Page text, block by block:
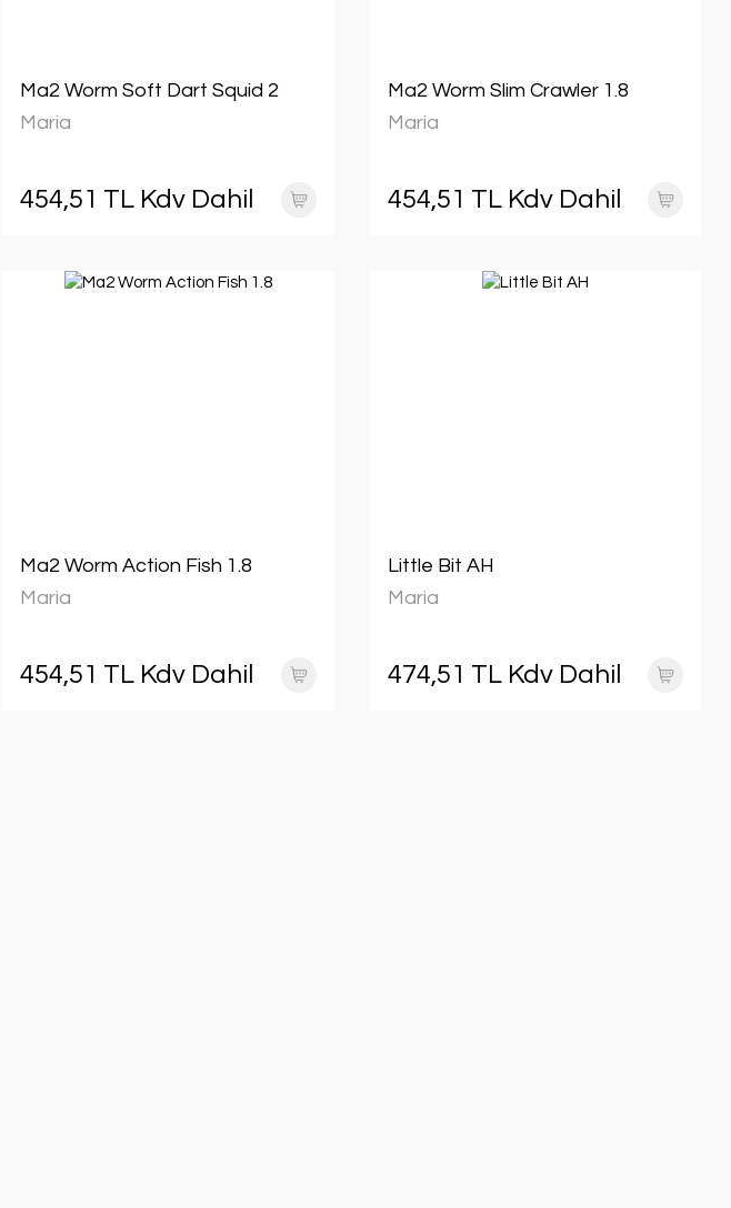
Ma2 Worm Soft Dart Squid 2
Maria
454,51 TL Kdv Dahil
Ma2 Worm Slim Crawler 1.8
Maria
454,51 TL Kdv Dahil
Ma2 Worm Action Fish 1.8
Maria
454,51 TL Kdv Dahil
Little Bit AH
Maria
474,51 TL Kdv Dahil